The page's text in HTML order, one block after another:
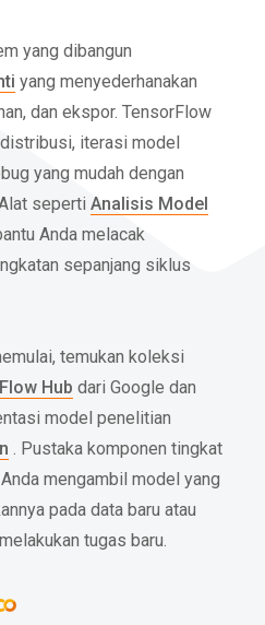
yang dibangun
yang menyederhanakan
dan ekspor. TensorFlow
iterasi model
yang mudah dengan
seperti Analisis Model
Anda melacak
sepanjang siklus
temukan koleksi
Hub dari Google dan
model penelitian
. Pustaka komponen tingkat
mengambil model yang
pada data baru atau
tugas baru.